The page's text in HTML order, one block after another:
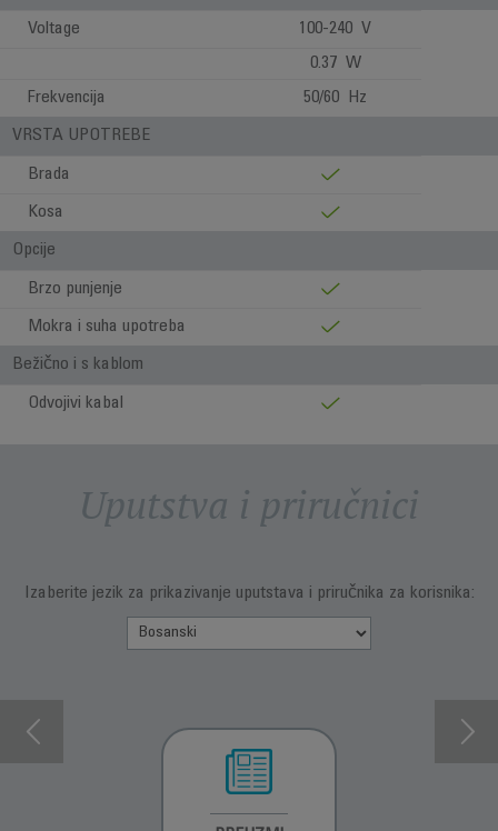
Voltage
100-240 V
0.37 W
Frekvencija
50/60 Hz
VRSTA UPOTREBE
Brada
Kosa
Opcije
Brzo punjenje
Mokra i suha upotreba
Bežično i s kablom
Odvojivi kabal
Uputstva i priručnici
Izaberite jezik za prikazivanje uputstava i priručnika za korisnika: